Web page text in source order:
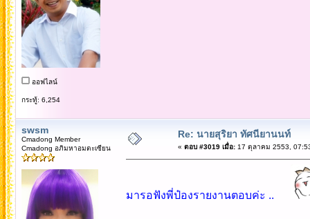
ออฟไลน์
กระทู้: 6,254
swsm
Cmadong Member
Cmadong อภิมหาอมตะเซียน
Re: นายสุริยา ทัศนียานนท์
« ตอบ #3019 เมื่อ:17 ตุลาคม 2553,
มารอฟังพี่ป๋องรายงานตอบค่ะ ..